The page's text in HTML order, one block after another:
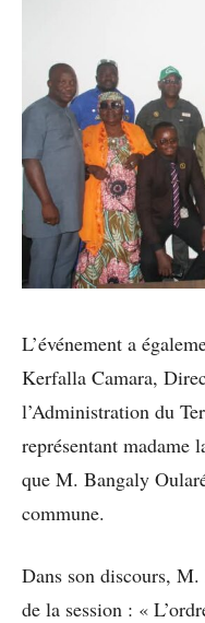
L’événement a
Kerfalla Camara,
l’Administration du
représentant madame
que M. Bangaly
commune.
Dans son discours,
de la session : «